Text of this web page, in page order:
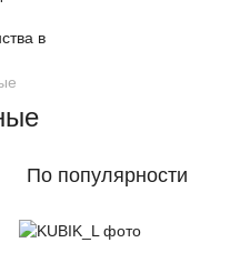
По популярности